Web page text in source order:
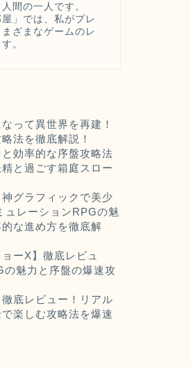
間の一人です。
」では、私がプレ
ざまなゲームのレ
。
って異世界を再建！
法を徹底解説！
と効率的な序盤攻略法
と過ごす箱庭スロー
神グラフィックで美少
ュレーションRPGの魅
な進め方を徹底解
ーX】徹底レビュ
魅力と序盤の爆速攻
徹底レビュー！リアル
楽しむ攻略法を爆速